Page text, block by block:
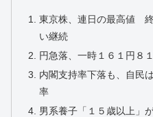
東京株、連日の最高値
い継続
円急落、一時１６１円８
内閣支持率下落も、自民
率
男系養子「１５歳以上」